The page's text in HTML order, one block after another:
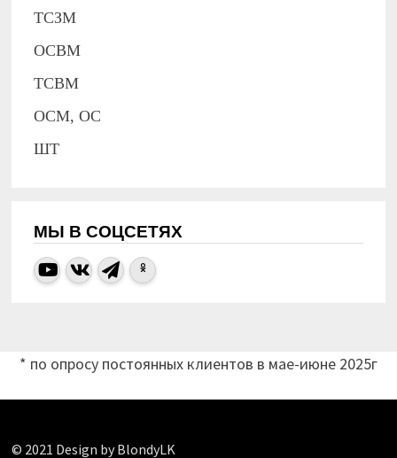
ТСЗМ
ОСВМ
ТСВМ
ОСМ, ОС
ШТ
МЫ В СОЦСЕТЯХ
* по опросу постоянных клиентов в мае-июне 2025г
© 2021 Design by BlondyLK